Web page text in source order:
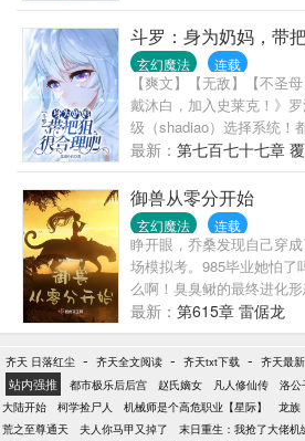
斗罗：身为奶妈，带
玄幻魔法 连载
【爽文】【无敌】【不圣
戴沐白，加入史莱克！》
级（shadiao）选择系统！
统。区区唐三，单手镇压。
霸体诀牛逼？唐门暗器很
外取你狗头！外附魂骨很强
个不服！紫极魔瞳有什么好
了解一下。十万年魂环很稀
色圈圈是啥玩意儿？双生
了。??????【天天开局虐
一样的。不虐不舔不跪，
打他们！】【尊重原着，不
——九星霸体诀！》《斗罗
棠！》《斗罗：我一个奶
最新： 第七百七十七章
御兽从零分开始
玄幻魔法 连载
睁开眼，乔桑发现自己穿
场模拟考。985毕业她怕
么啊！臭臭鳅的最终进化
星球都有哪些？…………欢
最新： 第615章 雷倨龙
齐天 日落红尘 - 齐天全文阅读 - 齐天txt下载 - 齐天最
站内强推 都市极乐后后宫 赵氏嫡女 凡人修仙传 洛公
大陆开始
柯学捡尸人 机械师是个高危职业【星际】 龙族
荒之至尊通天
夫人你马甲又掉了 末日重生：我抢了大佬机